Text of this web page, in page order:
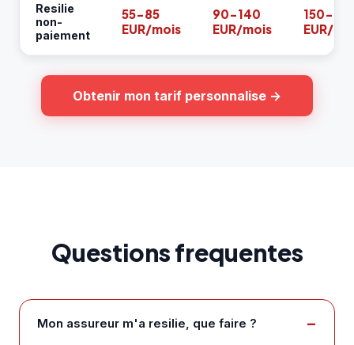
Resilie
non-
paiement
55-85
EUR/mois
90-140
EUR/mois
150-
EUR/
Obtenir mon tarif personnalise →
Questions frequentes
Mon assureur m'a resilie, que faire ?